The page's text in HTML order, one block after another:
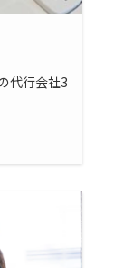
代行会社3